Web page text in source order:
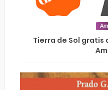
Tierra de Sol